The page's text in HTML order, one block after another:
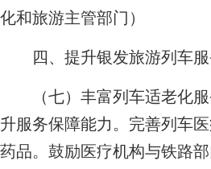
化和旅游主管部门）
四、提升银发旅游列车
（七）丰富列车适老化服
升服务保障能力。完善列车
药品。鼓励医疗机构与铁路